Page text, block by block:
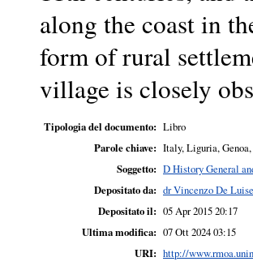
along the coast in
form of rural
village is closely
Tipologia del documento: Libro
Parole chiave: Italy, Liguria,
Soggetto: D History General
Depositato da: dr Vincenzo De Luise
Depositato il: 05 Apr 2015 20:17
Ultima modifica: 07 Ott 2024 03:15
URI: http://